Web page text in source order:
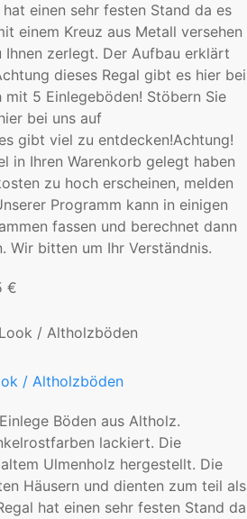
einen sehr festen Stand da es
einem Kreuz aus Metall versehen
zerlegt. Der Aufbau erklärt
dieses Regal gibt es hier bei
mit 5 Einlegeböden! Stöbern Sie
bei uns auf
gibt viel zu entdecken!Achtung!
in Ihren Warenkorb gelegt haben
zu hoch erscheinen, melden
Programm kann in einigen
fassen und berechnet dann
Wir bitten um Ihr Verständnis.
€
/ Altholzböden
Böden aus Altholz.
lackiert. Die
Ulmenholz hergestellt. Die
Häusern und dienten zum teil als
hat einen sehr festen Stand da